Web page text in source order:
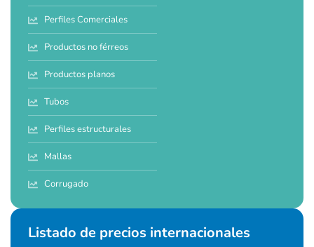
Perfiles Comerciales
Productos no férreos
Productos planos
Tubos
Perfiles estructurales
Mallas
Corrugado
Listado de precios internacionales